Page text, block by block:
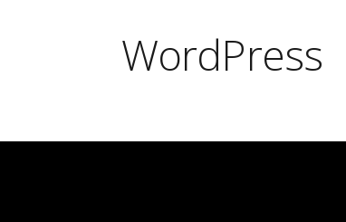
WordPress